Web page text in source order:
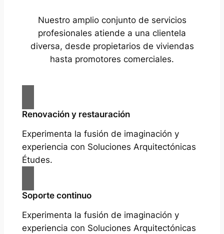
Nuestro amplio conjunto de servicios
profesionales atiende a una clientela
diversa, desde propietarios de viviendas
hasta promotores comerciales.
Renovación y restauración
Experimenta la fusión de imaginación y
experiencia con Soluciones Arquitectónicas
Études.
Soporte continuo
Experimenta la fusión de imaginación y
experiencia con Soluciones Arquitectónicas